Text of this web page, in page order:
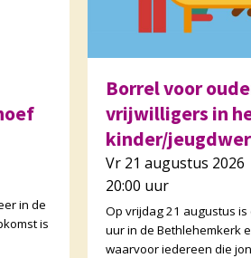
in de
is
Borrel voor
vrijwilligers in
kinder/
Vr 21 augustus 2026
20:00 uur
Op vrijdag 21 augustus
uur in de Bethlehemkerk
waarvoor iedereen die